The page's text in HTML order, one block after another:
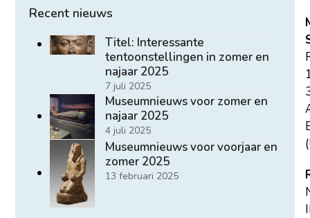
Recent nieuws
Titel: Interessante
tentoonstellingen in zomer en
najaar 2025
7 juli 2025
Museumnieuws voor zomer en
najaar 2025
4 juli 2025
Museumnieuws voor voorjaar en
zomer 2025
13 februari 2025